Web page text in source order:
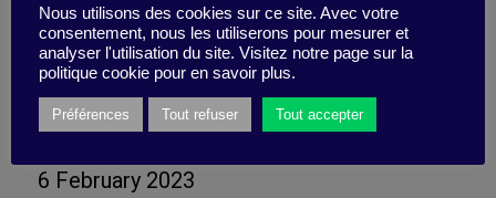
Sustainable growth: one
more small push…
6 February 2023
Nous utilisons des cookies sur ce site. Avec votre
consentement, nous les utiliserons pour mesurer et
analyser l'utilisation du site. Visitez notre page sur la
politique cookie pour en savoir plus.
Préférences Tout refuser Tout accepter